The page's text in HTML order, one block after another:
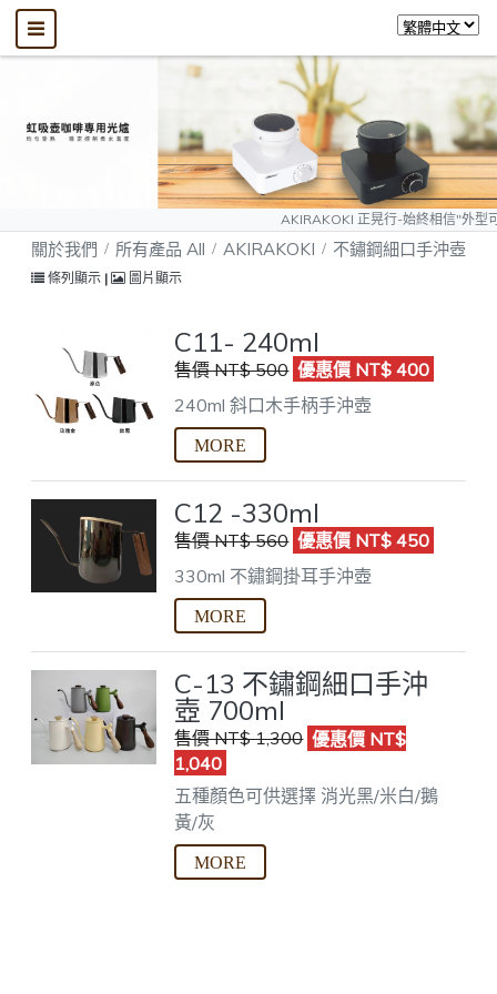
AKIRAKOKI 正晃行-始終相信"外
關於我們 所有產品 All AKIRAKOKI 不鏽鋼細口手沖壺
條列顯示 | 圖片顯示
C11- 240ml
售價 NT$ 500 優惠價 NT$ 400
240ml 斜口木手柄手沖壺
C12 -330ml
售價 NT$ 560 優惠價 NT$ 450
330ml 不鏽鋼掛耳手沖壺
C-13 不鏽鋼細口手沖
壺 700ml
售價 NT$ 1,300 優惠價 NT$
1,040
五種顏色可供選擇 消光黑/米白/鵝
黃/灰